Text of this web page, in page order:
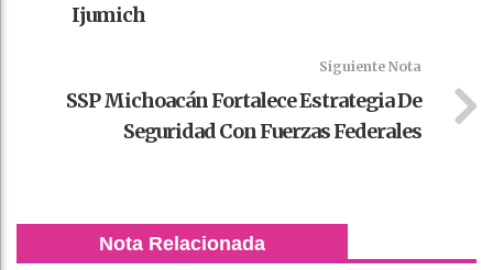
Ijumich
Siguiente Nota
SSP Michoacán Fortalece Estrategia De
Seguridad Con Fuerzas Federales
Nota Relacionada